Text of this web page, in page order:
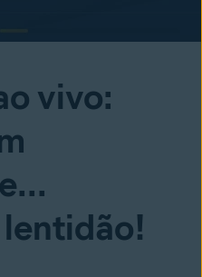
vivo: